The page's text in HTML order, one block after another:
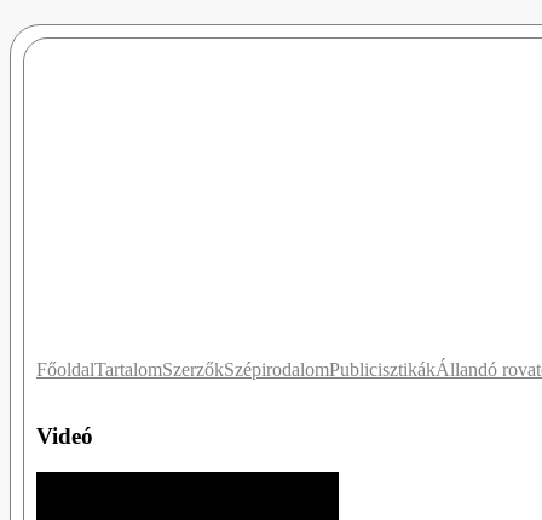
FőoldalTartalomSzerzőkSzépirodalomPublicisztikákÁllandó
Videó